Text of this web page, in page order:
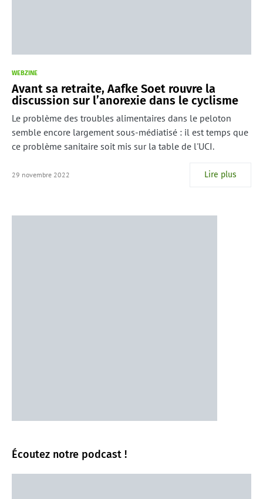
WEBZINE
Avant sa retraite, Aafke Soet rouvre la
discussion sur l’anorexie dans le cyclisme
Le problème des troubles alimentaires dans le peloton
semble encore largement sous-médiatisé : il est temps que
ce problème sanitaire soit mis sur la table de l'UCI.
29 novembre 2022 Lire plus
Écoutez notre podcast !